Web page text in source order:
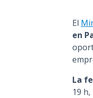
El
en
La
19